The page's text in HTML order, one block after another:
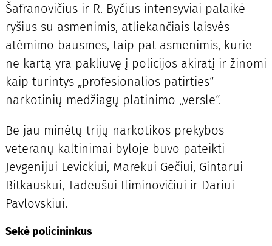
Šafranovičius ir R. Byčius intensyviai palaikė
ryšius su asmenimis, atliekančiais laisvės
atėmimo bausmes, taip pat asmenimis, kurie
ne kartą yra pakliuvę į policijos akiratį ir žinomi
kaip turintys „profesionalios patirties“
narkotinių medžiagų platinimo „versle“.
Be jau minėtų trijų narkotikos prekybos
veteranų kaltinimai byloje buvo pateikti
Jevgenijui Levickiui, Marekui Gečiui, Gintarui
Bitkauskui, Tadeušui Iliminovičiui ir Dariui
Pavlovskiui.
Sekė policininkus